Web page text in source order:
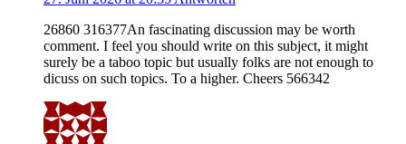
26860 316377An fascinating discussion may be worth
comment. I feel you should write on this subject, it might
surely be a taboo topic but usually folks are not enough to
dicuss on such topics. To a higher. Cheers 566342